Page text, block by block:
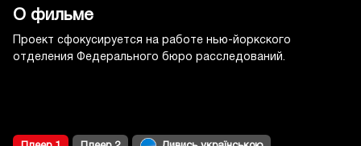
О фильме
Проект сфокусируется на работе нью-йоркского
отделения Федерального бюро расследований.